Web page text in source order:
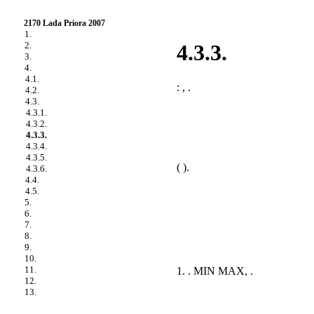
2170 Lada Priora 2007
1.
2.
3.
4.
4.1.
4.2.
4.3.
4.3.1.
4.3.2.
4.3.3.
4.3.4.
4.3.5.
4.3.6.
4.4.
4.5.
5.
6.
7.
8.
9.
10.
11.
12.
13.
4.3.3.
: , .
( ).
1. . MIN MAX, .